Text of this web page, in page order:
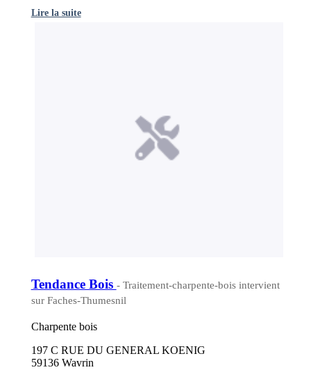
Lire la suite
Tendance Bois - Traitement-charpente-bois intervient
sur Faches-Thumesnil
Charpente bois
197 C RUE DU GENERAL KOENIG
59136 Wavrin